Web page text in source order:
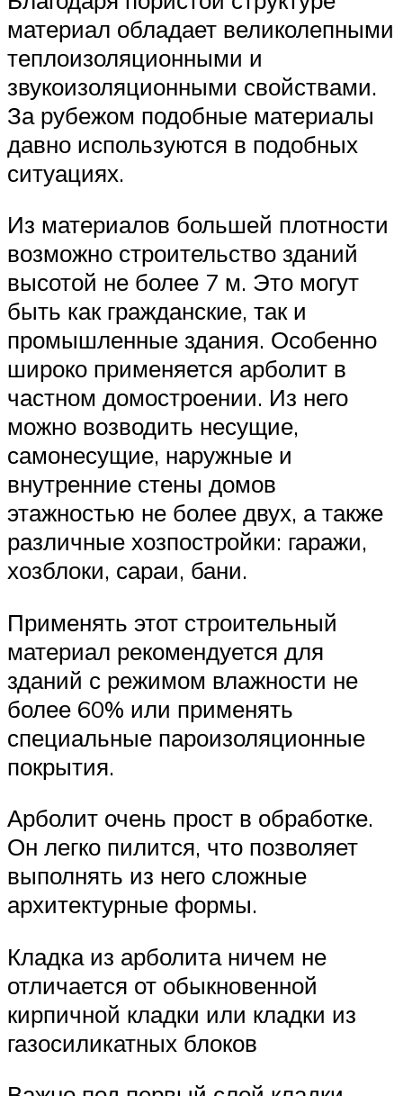
материал обладает великолепными
теплоизоляционными и
звукоизоляционными свойствами.
За рубежом подобные материалы
давно используются в подобных
ситуациях.
Из материалов большей плотности
возможно строительство зданий
высотой не более 7 м. Это могут
быть как гражданские, так и
промышленные здания. Особенно
широко применяется арболит в
частном домостроении. Из него
можно возводить несущие,
самонесущие, наружные и
внутренние стены домов
этажностью не более двух, а также
различные хозпостройки: гаражи,
хозблоки, сараи, бани.
Применять этот строительный
материал рекомендуется для
зданий с режимом влажности не
более 60% или применять
специальные пароизоляционные
покрытия.
Арболит очень прост в обработке.
Он легко пилится, что позволяет
выполнять из него сложные
архитектурные формы.
Кладка из арболита ничем не
отличается от обыкновенной
кирпичной кладки или кладки из
газосиликатных блоков